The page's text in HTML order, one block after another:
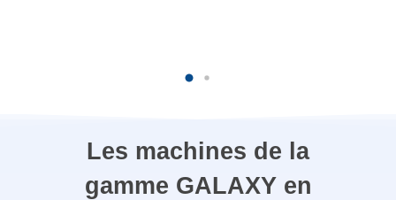
Les machines de la
gamme GALAXY en